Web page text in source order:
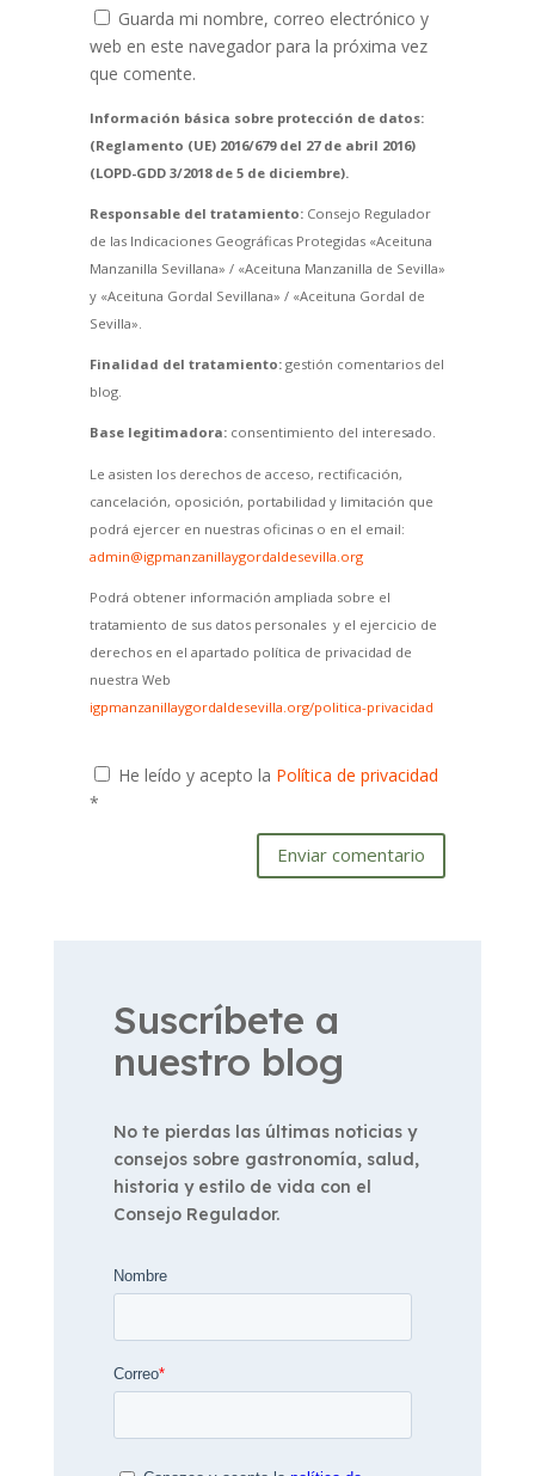
Guarda mi nombre, correo electrónico y
web en este navegador para la próxima vez
que comente.
Información básica sobre protección de datos:
(Reglamento (UE) 2016/679 del 27 de abril 2016)
(LOPD-GDD 3/2018 de 5 de diciembre).
Responsable del tratamiento:Consejo Regulador
de las Indicaciones Geográficas Protegidas «Aceituna
Manzanilla Sevillana» / «Aceituna Manzanilla de Sevilla»
y «Aceituna Gordal Sevillana» / «Aceituna Gordal de
Sevilla».
Finalidad del tratamiento:gestión comentarios del
blog.
Base legitimadora:consentimiento del interesado.
Le asisten los derechos de acceso, rectificación,
cancelación, oposición, portabilidad y limitación que
podrá ejercer en nuestras oficinas o en el email:
admin@igpmanzanillaygordaldesevilla.org
Podrá obtener información ampliada sobre el
tratamiento de sus datos personales y el ejercicio de
derechos en el apartado política de privacidad de
nuestra Web
igpmanzanillaygordaldesevilla.org/politica-privacidad
He leído y acepto la Política de privacidad
*
Enviar comentario
Suscríbete a
nuestro blog
No te pierdas las últimas noticias y
consejos sobre gastronomía, salud,
historia y estilo de vida con el
Consejo Regulador.